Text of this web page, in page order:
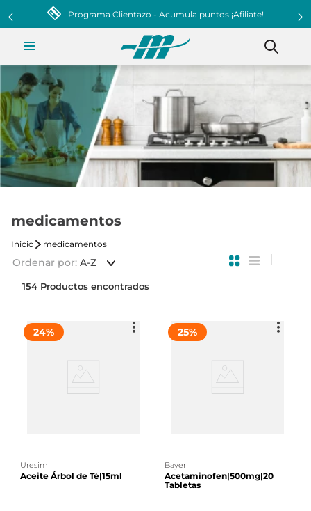
medicamentos
medicamentos
Ordenar por A-Z
154
24%
uresim
Aceite Árbol de Té|15ml
25%
bayer
Acetaminofen|500mg|20
Tabletas